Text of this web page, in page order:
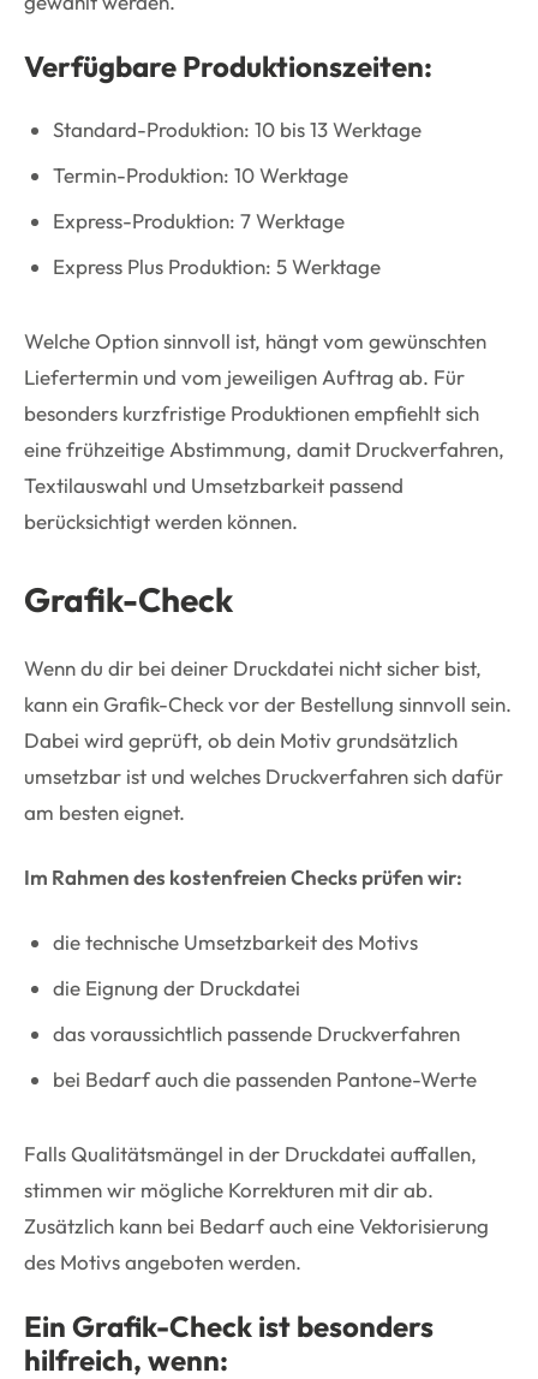
Verfügbare Produktionszeiten:
Standard-Produktion: 10 bis 13 Werktage
Termin-Produktion: 10 Werktage
Express-Produktion: 7 Werktage
Express Plus Produktion: 5 Werktage
Welche Option sinnvoll ist, hängt vom gewünschten
Liefertermin und vom jeweiligen Auftrag ab. Für
besonders kurzfristige Produktionen empfiehlt sich
eine frühzeitige Abstimmung, damit Druckverfahren,
Textilauswahl und Umsetzbarkeit passend
berücksichtigt werden können.
Grafik-Check
Wenn du dir bei deiner Druckdatei nicht sicher bist,
kann ein Grafik-Check vor der Bestellung sinnvoll sein.
Dabei wird geprüft, ob dein Motiv grundsätzlich
umsetzbar ist und welches Druckverfahren sich dafür
am besten eignet.
Im Rahmen des kostenfreien Checks prüfen wir:
die technische Umsetzbarkeit des Motivs
die Eignung der Druckdatei
das voraussichtlich passende Druckverfahren
bei Bedarf auch die passenden Pantone-Werte
Falls Qualitätsmängel in der Druckdatei auffallen,
stimmen wir mögliche Korrekturen mit dir ab.
Zusätzlich kann bei Bedarf auch eine Vektorisierung
des Motivs angeboten werden.
Ein Grafik-Check ist besonders
hilfreich, wenn: